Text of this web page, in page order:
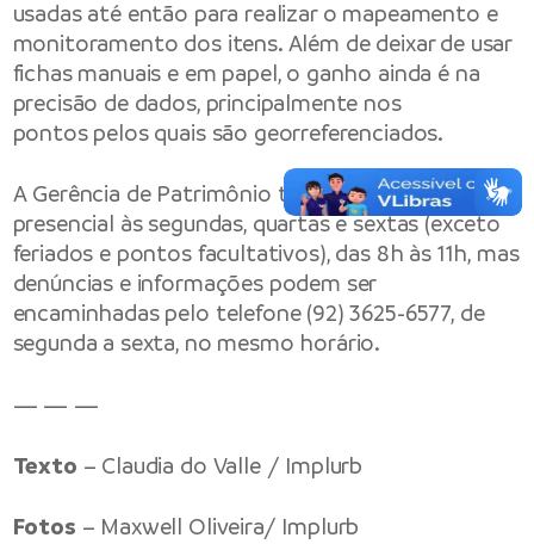
usadas até então para realizar o mapeamento e
monitoramento dos itens. Além de deixar de usar
fichas manuais e em papel, o ganho ainda é na
precisão de dados, principalmente nos
pontos pelos quais são georreferenciados.
A Gerência de Patrimônio tem atendimento
presencial às segundas, quartas e sextas (exceto
feriados e pontos facultativos), das 8h às 11h, mas
denúncias e informações podem ser
encaminhadas pelo telefone (92) 3625-6577, de
segunda a sexta, no mesmo horário.
— — —
Texto – Claudia do Valle / Implurb
Fotos – Maxwell Oliveira/ Implurb